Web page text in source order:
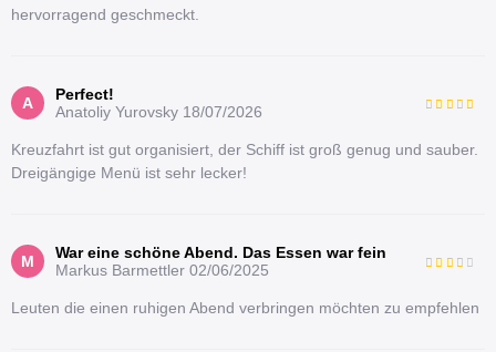
hervorragend geschmeckt.
A
Perfect!
Anatoliy Yurovsky 18/07/2026
Kreuzfahrt ist gut organisiert, der Schiff ist groß genug und sauber.
Dreigängige Menü ist sehr lecker!
M
War eine schöne Abend. Das Essen war fein
Markus Barmettler 02/06/2025
Leuten die einen ruhigen Abend verbringen möchten zu empfehlen